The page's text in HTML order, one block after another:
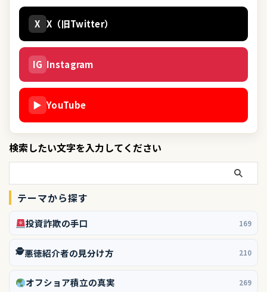
X X（旧Twitter）
IG Instagram
▶ YouTube
検索したい文字を入力してください
テーマから探す
投資詐欺の手口 169
🕵️悪徳紹介者の見分け方 210
オフショア積立の真実 269